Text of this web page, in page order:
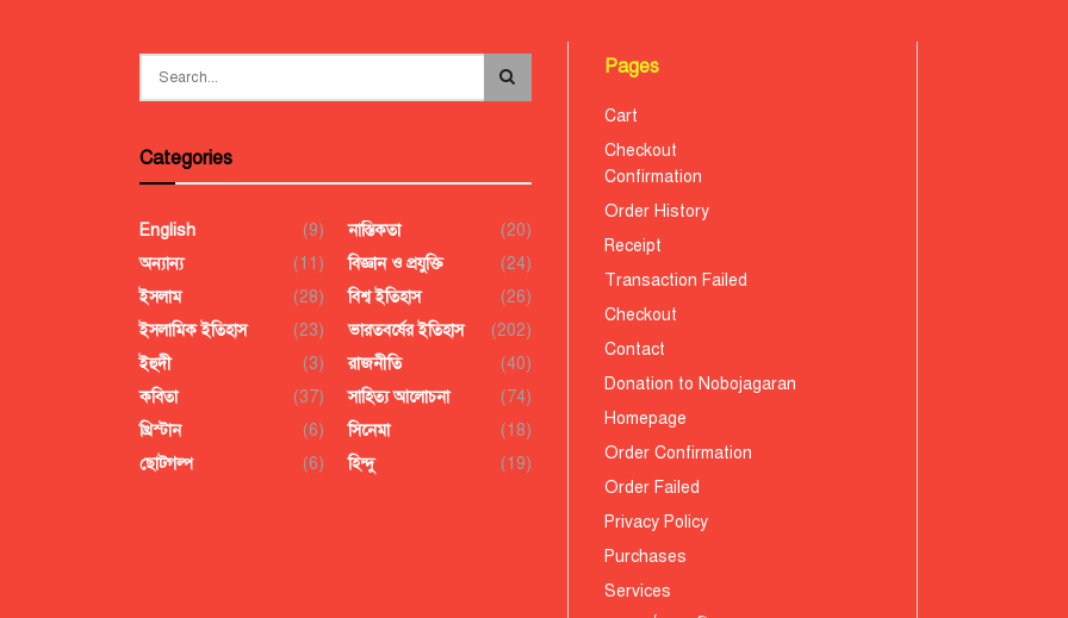
Categories
English
(9)
অন্যান্য
(11)
ইসলাম
(28)
ইসলামিক ইতিহাস
(23)
ইহুদী
(3)
কবিতা
(37)
খ্রিস্টান
(6)
ছোটগল্প
(6)
নাস্তিকতা
(20)
বিজ্ঞান ও প্রযুক্তি
(24)
বিশ্ব ইতিহাস
(26)
ভারতবর্ষের ইতিহাস
(202)
রাজনীতি
(40)
সাহিত্য আলোচনা
(74)
সিনেমা
(18)
হিন্দু
(19)
Pages
Cart
Checkout
Confirmation
Order History
Receipt
Transaction Failed
Checkout
Contact
Donation to Nobojagaran
Homepage
Order Confirmation
Order Failed
Privacy Policy
Purchases
Services